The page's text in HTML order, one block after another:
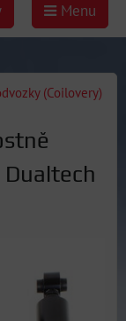
Menu
(Coilovery)